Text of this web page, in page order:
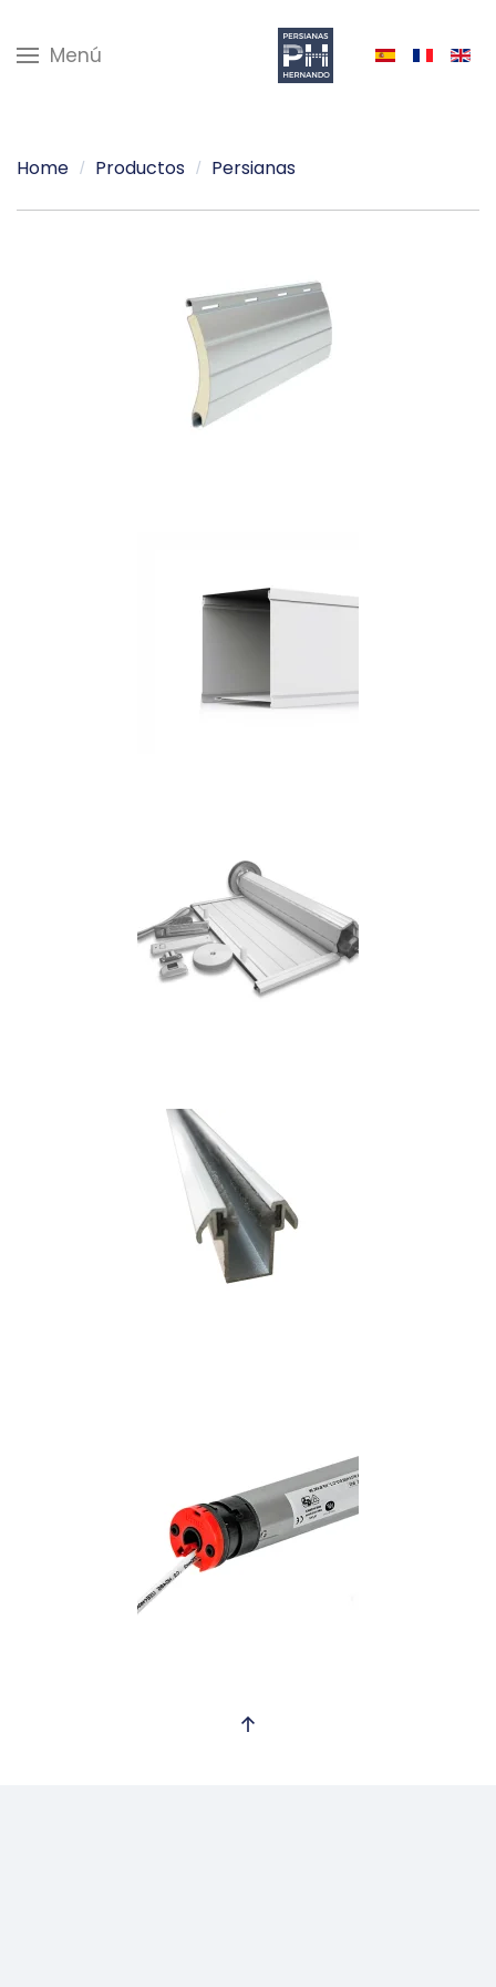
Menú
Home Productos Persianas
Ver mas
Ver mas
Ver mas
Ver mas